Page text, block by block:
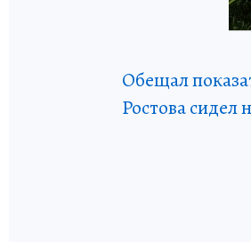
Обещал
Ростова